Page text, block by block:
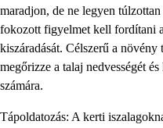
maradjon, de ne legyen
fokozott figyelmet kell fordítani
kiszáradását. Célszerű a
megőrizze a talaj nedvességét
számára.
Tápoldatozás: A kerti